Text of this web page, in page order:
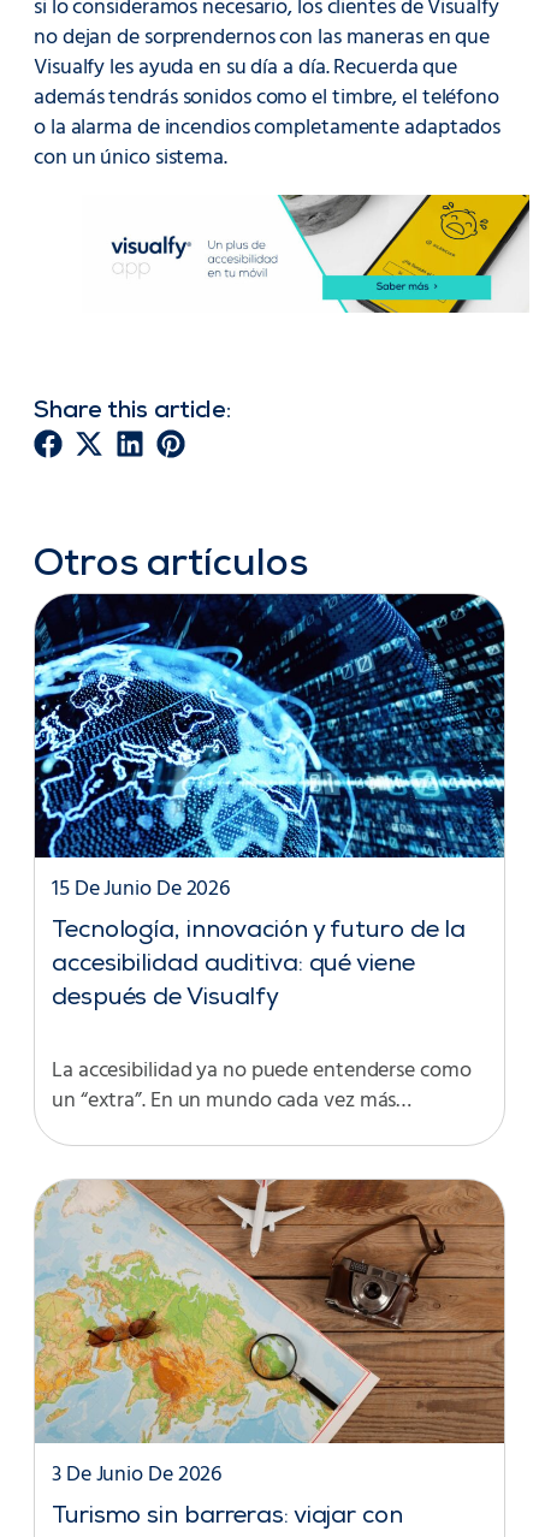
si lo consideramos necesario, los clientes de Visualfy
no dejan de sorprendernos con las maneras en que
Visualfy les ayuda en su día a día. Recuerda que
además tendrás sonidos como el timbre, el teléfono
o la alarma de incendios completamente adaptados
con un único sistema.
Share this article:
Otros artículos
Tecnología, innovación y futuro de la
accesibilidad auditiva: qué viene
después de Visualfy
15 De Junio De 2026
La accesibilidad ya no puede entenderse como
un “extra”. En un mundo cada vez más…
Turismo sin barreras: viajar con
3 De Junio De 2026